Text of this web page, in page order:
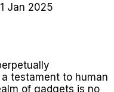
Jan 2025
testament to human
of gadgets is no